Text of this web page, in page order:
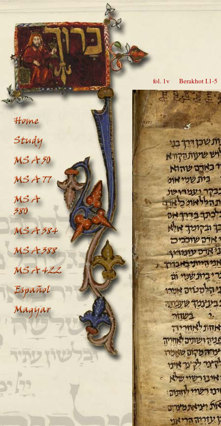
fol. 1v Berakhot I.1-5